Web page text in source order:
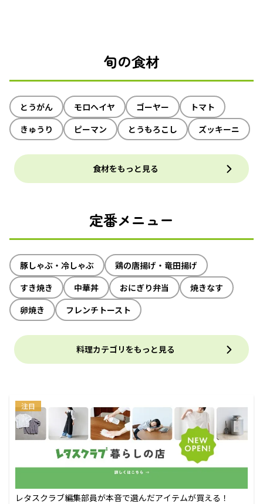
旬の食材
とうがん モロヘイヤ ゴーヤー
トマト
きゅうり
ピーマン とうもろこし ズッキーニ
食材をもっと見る
定番メニュー
豚しゃぶ・冷しゃぶ
鶏の唐揚げ・竜田揚げ
すき焼き
中華丼 おにぎり弁当
焼きなす
卵焼き
フレンチトースト
料理カテゴリをもっと見る
注目
レタスクラブ編集部員が本音で選んだアイテムが買える！